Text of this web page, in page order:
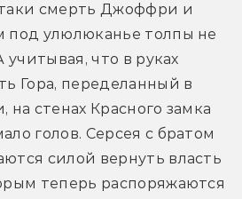
смерть Джоффри и
под улюлюканье толпы не
учитывая, что в руках
Гора, переделанный в
на стенах Красного замка
голов. Серсея с братом
силой вернуть власть
теперь распоряжаются